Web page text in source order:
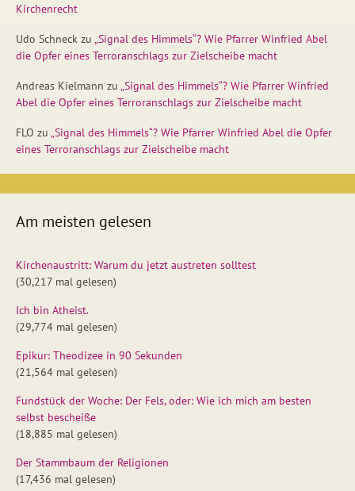
Kirchenrecht
Udo Schneck zu „Signal des Himmels“? Wie Pfarrer Winfried Abel
die Opfer eines Terroranschlags zur Zielscheibe macht
Andreas Kielmann zu „Signal des Himmels“? Wie Pfarrer Winfried
Abel die Opfer eines Terroranschlags zur Zielscheibe macht
FLO zu „Signal des Himmels“? Wie Pfarrer Winfried Abel die Opfer
eines Terroranschlags zur Zielscheibe macht
Am meisten gelesen
Kirchenaustritt: Warum du jetzt austreten solltest
(30,217 mal gelesen)
Ich bin Atheist.
(29,774 mal gelesen)
Epikur: Theodizee in 90 Sekunden
(21,564 mal gelesen)
Fundstück der Woche: Der Fels, oder: Wie ich mich am besten
selbst bescheiße
(18,885 mal gelesen)
Der Stammbaum der Religionen
(17,436 mal gelesen)